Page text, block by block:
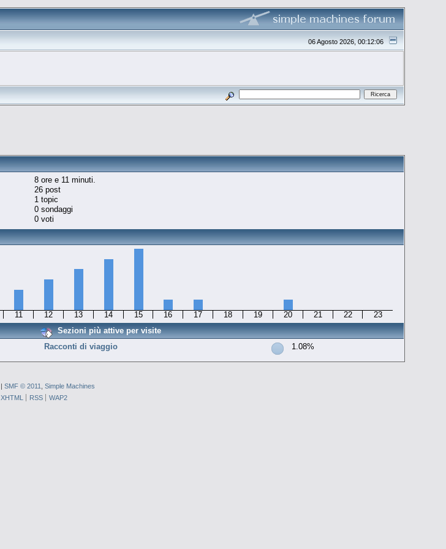
06 Agosto 2026, 00:12:06
8 ore e 11 minuti.
26 post
1 topic
0 sondaggi
0 voti
11 12 13 14 15 16 17 18 19 20 21 22
23
Sezioni più attive per visite
Racconti di viaggio
1.08%
| SMF © 2011
Simple Machines
XHTML
RSS WAP2